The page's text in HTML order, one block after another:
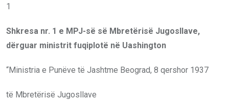
1
Shkresa nr. 1 e MPJ-së së Mbretërisë Jugosllave,
dërguar ministrit fuqiplotë në Uashington
“Ministria e Punëve të Jashtme Beograd, 8 qershor 1937
të Mbretërisë Jugosllave